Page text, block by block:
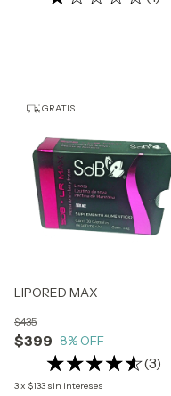
GRATIS
LIPORED MAX
$399
$435
8% OFF
(3)
3x $133 sin intereses